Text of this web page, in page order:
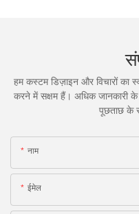
हम कस्टम डिज़ाइन और विचारों का
करने में सक्षम हैं। अधिक जानकारी के
पूछताछ के
नाम
ईमेल